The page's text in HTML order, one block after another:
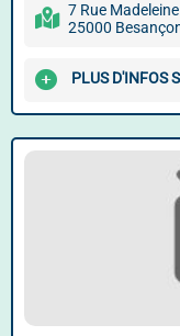
7 Rue
25000
PLUS D'INFOS